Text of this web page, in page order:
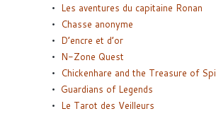
Les aventures du capitaine Ronan
Chasse anonyme
D’encre et d’or
N-Zone Quest
Chickenhare and the Treasure of
Guardians of Legends
Le Tarot des Veilleurs